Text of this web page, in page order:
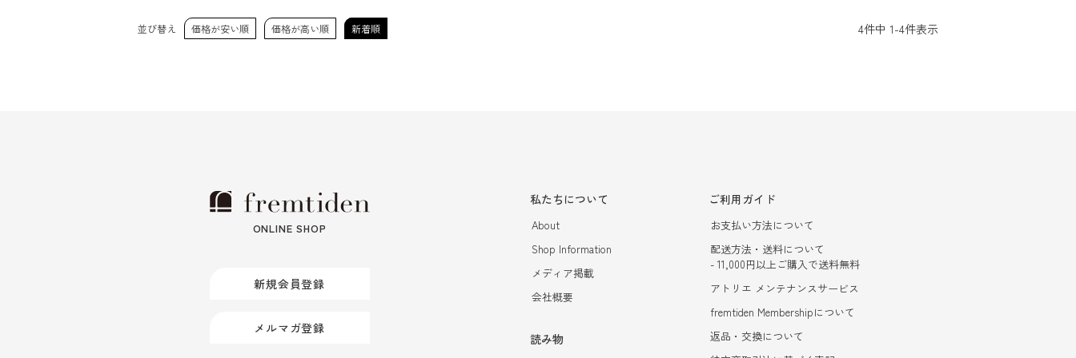
並び替え 価格が安い順 価格が高い順 新着順 4件中 1-4件表示
ONLINE SHOP
新規会員登録
メルマガ登録
私たちについて
About
Shop Information
メディア掲載
会社概要
読み物
ご利用ガイド
お支払い方法について
配送方法・送料について
- 11,000円以上ご購入で送料無料
アトリエ メンテナンスサービス
fremtiden Membershipについて
返品・交換について